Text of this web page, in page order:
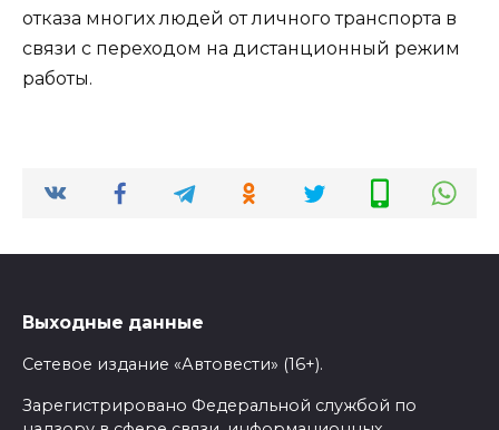
отказа многих людей от личного транспорта в
связи с переходом на дистанционный режим
работы.
Выходные данные
Сетевое издание «Автовести» (16+).
Зарегистрировано Федеральной службой по